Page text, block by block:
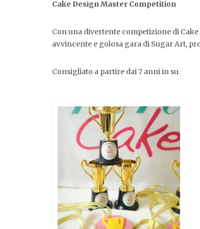
Cake Design Master Competition
Con una divertente competizione di
avvincente e golosa gara di Sugar Art,
Consigliato a partire dai 7 anni in su.